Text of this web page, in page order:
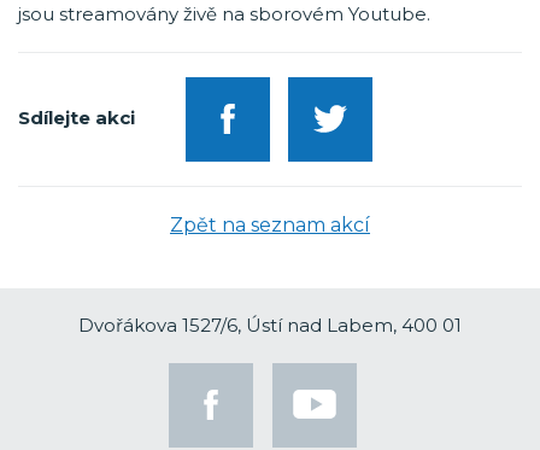
jsou streamovány živě na sborovém Youtube.
Sdílejte akci
Zpět na seznam akcí
Dvořákova 1527/6, Ústí nad Labem, 400 01